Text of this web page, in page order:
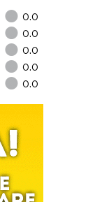
0.0
0.0
0.0
0.0
0.0